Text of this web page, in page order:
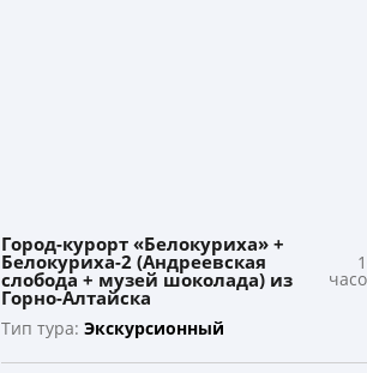
Город-курорт «Белокуриха» +
Белокуриха-2 (Андреевская
слобода + музей шоколада) из
Горно-Алтайска
Тип тура: Экскурсионный